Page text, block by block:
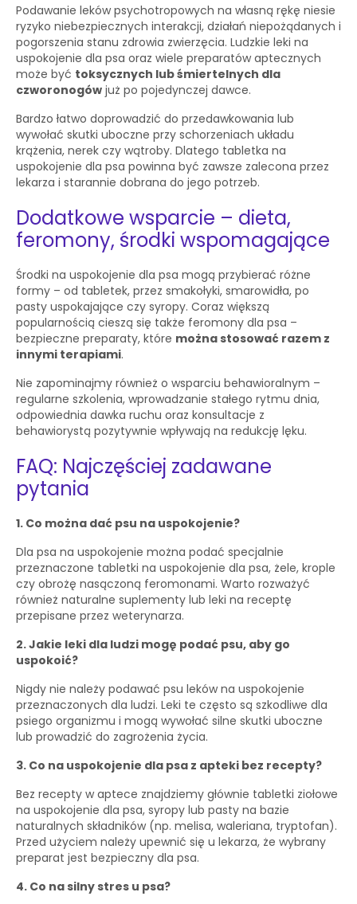
Podawanie leków psychotropowych na własną rękę niesie
ryzyko niebezpiecznych interakcji, działań niepożądanych i
pogorszenia stanu zdrowia zwierzęcia. Ludzkie leki na
uspokojenie dla psa oraz wiele preparatów aptecznych
może być toksycznych lub śmiertelnych dla
czworonogów już po pojedynczej dawce.
Bardzo łatwo doprowadzić do przedawkowania lub
wywołać skutki uboczne przy schorzeniach układu
krążenia, nerek czy wątroby. Dlatego tabletka na
uspokojenie dla psa powinna być zawsze zalecona przez
lekarza i starannie dobrana do jego potrzeb.
Dodatkowe wsparcie – dieta,
feromony, środki wspomagające
Środki na uspokojenie dla psa mogą przybierać różne
formy – od tabletek, przez smakołyki, smarowidła, po
pasty uspokajające czy syropy. Coraz większą
popularnością cieszą się także feromony dla psa –
bezpieczne preparaty, które można stosować razem z
innymi terapiami.
Nie zapominajmy również o wsparciu behawioralnym –
regularne szkolenia, wprowadzanie stałego rytmu dnia,
odpowiednia dawka ruchu oraz konsultacje z
behawiorystą pozytywnie wpływają na redukcję lęku.
FAQ: Najczęściej zadawane
pytania
1. Co można dać psu na uspokojenie?
Dla psa na uspokojenie można podać specjalnie
przeznaczone tabletki na uspokojenie dla psa, żele, krople
czy obrożę nasączoną feromonami. Warto rozważyć
również naturalne suplementy lub leki na receptę
przepisane przez weterynarza.
2. Jakie leki dla ludzi mogę podać psu, aby go
uspokoić?
Nigdy nie należy podawać psu leków na uspokojenie
przeznaczonych dla ludzi. Leki te często są szkodliwe dla
psiego organizmu i mogą wywołać silne skutki uboczne
lub prowadzić do zagrożenia życia.
3. Co na uspokojenie dla psa z apteki bez recepty?
Bez recepty w aptece znajdziemy głównie tabletki ziołowe
na uspokojenie dla psa, syropy lub pasty na bazie
naturalnych składników (np. melisa, waleriana, tryptofan).
Przed użyciem należy upewnić się u lekarza, że wybrany
preparat jest bezpieczny dla psa.
4. Co na silny stres u psa?